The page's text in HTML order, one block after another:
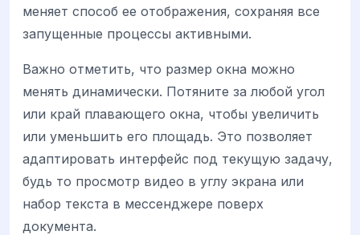
меняет способ ее отображения, сохраняя все
запущенные процессы активными.
Важно отметить, что размер окна можно
менять динамически. Потяните за любой угол
или край плавающего окна, чтобы увеличить
или уменьшить его площадь. Это позволяет
адаптировать интерфейс под текущую задачу,
будь то просмотр видео в углу экрана или
набор текста в мессенджере поверх
документа.